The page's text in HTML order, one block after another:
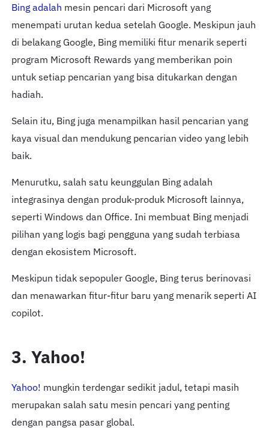
Bing adalah mesin pencari dari Microsoft yang
menempati urutan kedua setelah Google. Meskipun jauh
di belakang Google, Bing memiliki fitur menarik seperti
program Microsoft Rewards yang memberikan poin
untuk setiap pencarian yang bisa ditukarkan dengan
hadiah.
Selain itu, Bing juga menampilkan hasil pencarian yang
kaya visual dan mendukung pencarian video yang lebih
baik.
Menurutku, salah satu keunggulan Bing adalah
integrasinya dengan produk-produk Microsoft lainnya,
seperti Windows dan Office. Ini membuat Bing menjadi
pilihan yang logis bagi pengguna yang sudah terbiasa
dengan ekosistem Microsoft.
Meskipun tidak sepopuler Google, Bing terus berinovasi
dan menawarkan fitur-fitur baru yang menarik seperti AI
copilot.
3. Yahoo!
Yahoo! mungkin terdengar sedikit jadul, tetapi masih
merupakan salah satu mesin pencari yang penting
dengan pangsa pasar global.